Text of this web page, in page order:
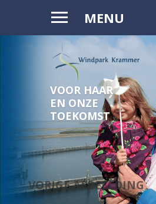
MENU
VOOR HAAR
EN ONZE
TOEKOMST
VORIGE AFBEELDING